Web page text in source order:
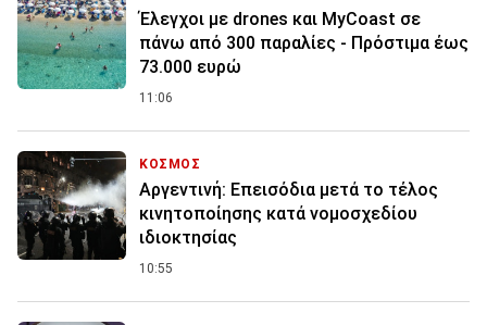
Έλεγχοι με drones και MyCoast σε
πάνω από 300 παραλίες - Πρόστιμα έως
73.000 ευρώ
11:06
ΚΟΣΜΟΣ
Αργεντινή: Επεισόδια μετά το τέλος
κινητοποίησης κατά νομοσχεδίου
ιδιοκτησίας
10:55